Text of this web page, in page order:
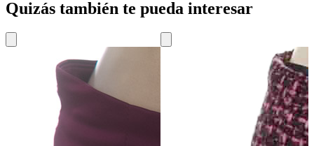
Quizás también te pueda interesar